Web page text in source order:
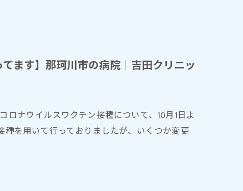
ます】那珂川市の病院｜吉田クリニッ
ナウイルスワクチン接種について、10月1日よ
を用いて行っておりましたが、いくつか変更